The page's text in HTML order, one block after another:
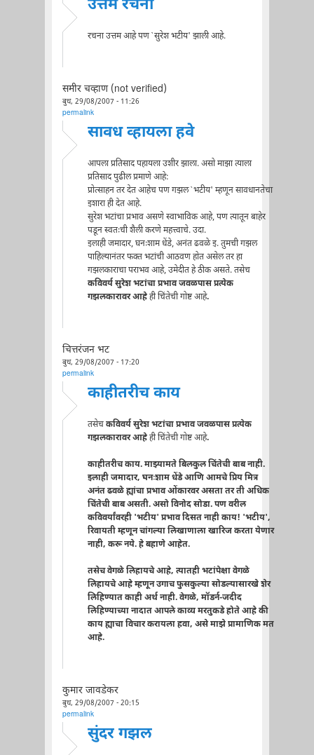
उत्तम रचना
रचना उत्तम आहे पण `सुरेश भटीय' झाली आहे.
समीर चव्हाण (not verified)
बुध, 29/08/2007 - 11:26
permalink
सावध व्हायला हवे
आपला प्रतिसाद पहायला उशीर झाला. असो माझा त्याला
प्रतिसाद पुढील प्रमाणे आहे:
प्रोत्साहन तर देत आहेच पण गझल `भटीय' म्हणून सावधानतेचा
इशारा ही देत आहे.
सुरेश भटांचा प्रभाव असणे स्वाभाविक आहे, पण त्यातून बाहेर
पडून स्वतःची शैली करणे महत्त्वाचे. उदा.
इलाही जमादार, घनःशाम धेंडे, अनंत ढवळे इ. तुमची गझल
पाहिल्यानंतर फक्त भटांची आठवण होत असेल तर हा
गझलकाराचा पराभव आहे, उमेदीत हे ठीक असते. तसेच
कविवर्य सुरेश भटांचा प्रभाव जवळपास प्रत्येक
गझलकारावर आहेही चिंतेची गोष्ट आहे.
चित्तरंजन भट
बुध, 29/08/2007 - 17:20
permalink
काहीतरीच काय
तसेचकविवर्य सुरेश भटांचा प्रभाव जवळपास प्रत्येक
गझलकारावर आहेही चिंतेची गोष्ट आहे.
काहीतरीच काय. माझ्यामते बिलकुल चिंतेची बाब नाही.
इलाही जमादार, घनःशाम धेंडे आणि आमचे प्रिय मित्र
अनंत ढवळे ह्यांचा प्रभाव ओंकारवर असता तर ती अधिक
चिंतेची बाब असती. असो विनोद सोडा. पण वरील
कविवर्यांवरही 'भटीय' प्रभाव दिसत नाही काय! 'भटीय',
रिवायती म्हणून चांगल्या लिखाणाला खारिज करता येणार
नाही, करू नये. हे बहाणे आहेत.
तसेच वेगळे लिहायचे आहे, त्यातही भटांपेक्षा वेगळे
लिहायचे आहे म्हणून उगाच फुसकुल्या सोडल्यासारखे शेर
लिहिण्यात काही अर्थ नाही. वेगळे, मॉडर्न-जदीद
लिहिण्याच्या नादात आपले काव्य मरतुकडे होते आहे की
काय ह्याचा विचार करायला हवा, असे माझे प्रामाणिक मत
आहे.
कुमार जावडेकर
बुध, 29/08/2007 - 20:15
permalink
सुंदर गझल